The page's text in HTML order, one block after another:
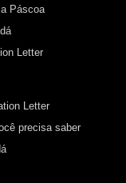
Páscoa
Letter
Letter
precisa saber